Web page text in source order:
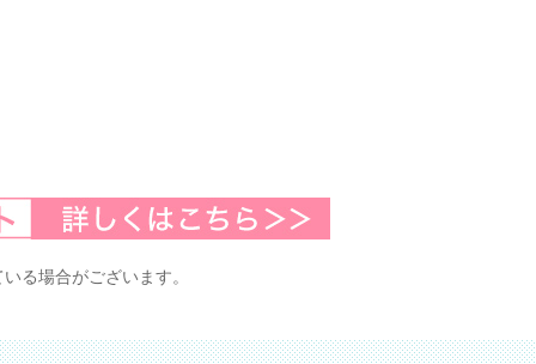
る場合がございます。